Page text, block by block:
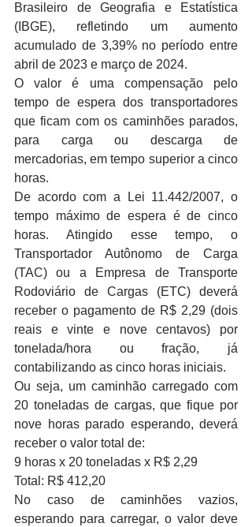
Brasileiro de Geografia e Estatística
(IBGE), refletindo um aumento
acumulado de 3,39% no período entre
abril de 2023 e março de 2024.
O valor é uma compensação pelo
tempo de espera dos transportadores
que ficam com os caminhões parados,
para carga ou descarga de
mercadorias, em tempo superior a cinco
horas.
De acordo com a Lei 11.442/2007, o
tempo máximo de espera é de cinco
horas. Atingido esse tempo, o
Transportador Autônomo de Carga
(TAC) ou a Empresa de Transporte
Rodoviário de Cargas (ETC) deverá
receber o pagamento de R$ 2,29 (dois
reais e vinte e nove centavos) por
tonelada/hora ou fração, já
contabilizando as cinco horas iniciais.
Ou seja, um caminhão carregado com
20 toneladas de cargas, que fique por
nove horas parado esperando, deverá
receber o valor total de:
9 horas x 20 toneladas x R$ 2,29
Total: R$ 412,20
No caso de caminhões vazios,
esperando para carregar, o valor deve